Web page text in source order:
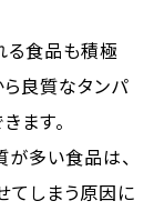
る食品も積極
ら良質なタンパ
ます。
多い食品は、
てしまう原因に